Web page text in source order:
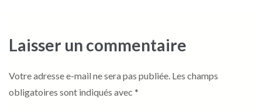
Laisser un commentaire
Votre adresse e-mail ne sera pas publiée. Les champs
obligatoires sont indiqués avec *